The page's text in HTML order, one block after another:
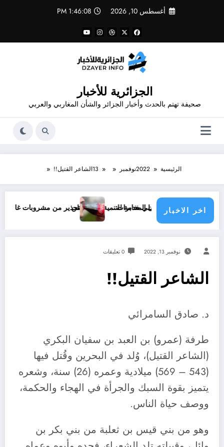
أغسطس 10, 2026 1:46:09 PM
الجزائرية للأخبار
صحيفة تهتم بالحدث وأخبار الجزائر والشأن المغاربي والعربي
الرئيسية 2022نوفمبر 13الشاعر القتيل!!
اخر الاخبار
التكاملي خدمة للتنمية و المواطن
هو شيطان المخابرات تحذير من مشروبات غازية .. اسرار
نوفمبر 13, 2022 0 تعليقات
الشاعر القتيل!!
د. صادق السامرائي
طرفة (عمرو) بن العبد بن سفيان البكري
(الشاعر القتيل)، وُلد في البحرين وقُتل فيها
(543 – 569) ميلادية وعمره (26) سنة، وشعره
يتميز بقوة السبك والجرأة في الهجاء والحكمة،
ووصف حياة الناس.
وهو من بني قيس بن ثعلبة من بني بكر بن